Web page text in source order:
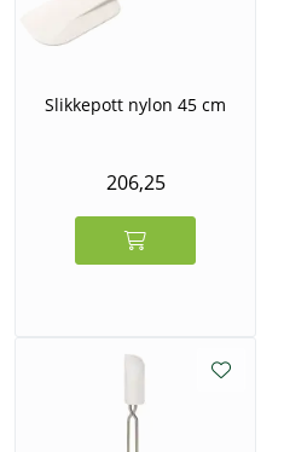
Slikkepott nylon 45 cm
206,25